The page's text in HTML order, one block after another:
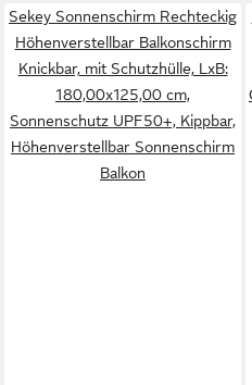
Sekey Sonnenschirm Rechteckig
Höhenverstellbar Balkonschirm
Knickbar, mit Schutzhülle, LxB:
180,00x125,00 cm,
Sonnenschutz UPF50+, Kippbar,
Höhenverstellbar Sonnenschirm
Balkon